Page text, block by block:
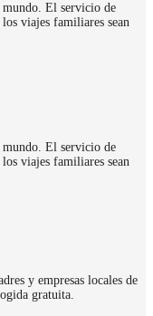
El servicio de
viajes familiares sean
El servicio de
viajes familiares sean
y empresas locales de
gratuita.